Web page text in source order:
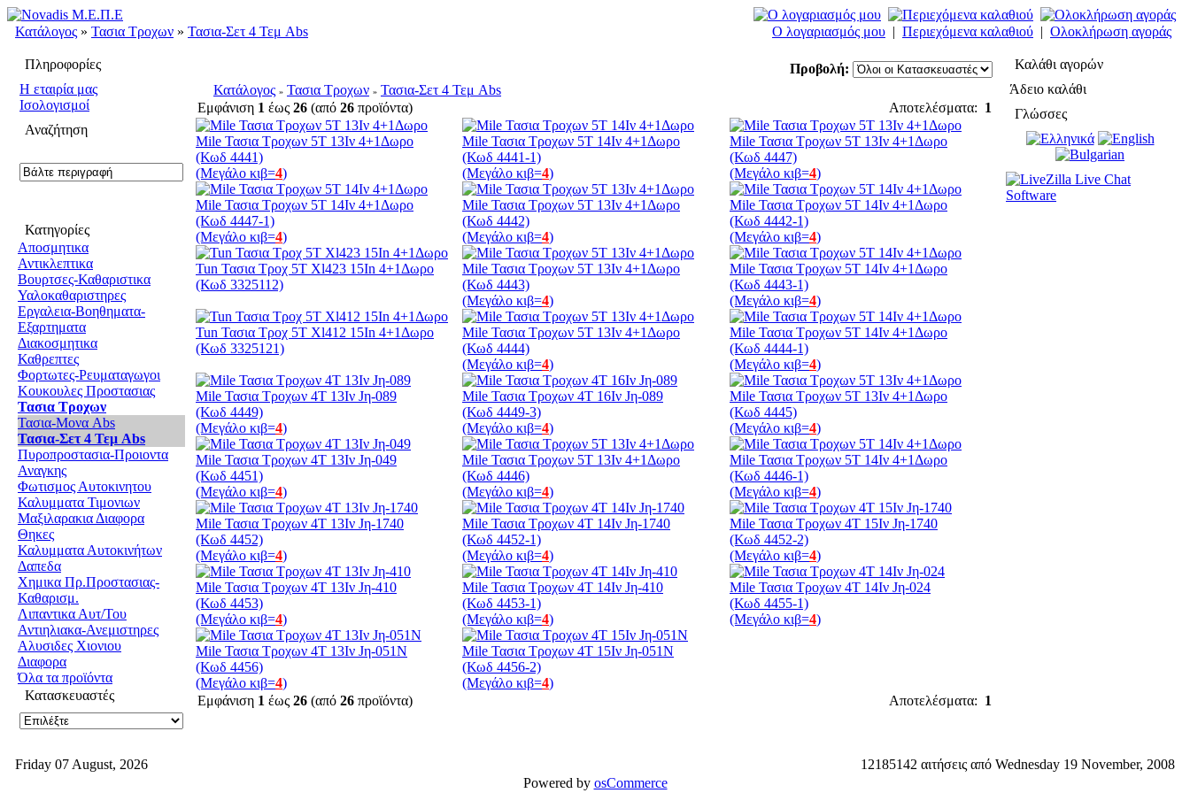
Κατάλογος » Τασια Τροχων » Τασια-Σετ 4 Τεμ Abs Ο λογαριασμός μου | Περιεχόμενα καλαθιού | Ολοκλήρωση αγοράς
Πληροφορίες
H εταιρία μας
Ισολογισμοί
Αναζήτηση
Κατηγορίες
Αποσμητικα
Αντικλεπτικα
Βουρτσες-Καθαριστικα
Υαλοκαθαριστηρες
Εργαλεια-Βοηθηματα-
Εξαρτηματα
Διακοσμητικα
Καθρεπτες
Φορτωτες-Ρευματαγωγοι
Κουκουλες Προστασιας
Τασια Τροχων
Τασια-Μονα Abs
Τασια-Σετ 4 Τεμ Abs
Πυροπροστασια-Προιοντα
Αναγκης
Φωτισμος Αυτοκινητου
Καλυμματα Τιμονιων
Μαξιλαρακια Διαφορα
Θηκες
Καλυμματα Αυτοκινήτων
Δαπεδα
Χημικα Πρ.Προστασιας-
Καθαρισμ.
Λιπαντικα Αυτ/Του
Αντιηλιακα-Ανεμιστηρες
Αλυσιδες Χιονιου
Διαφορα
Όλα τα προϊόντα
Κατασκευαστές
Προβολή:
Κατάλογος » Τασια Τροχων » Τασια-Σετ 4 Τεμ Abs
Εμφάνιση 1 έως 26 (από 26 προϊόντα) Αποτελέσματα: 1
Mile Τασια Τροχων 5Τ 13Ιν 4+1Δωρο
(Κωδ 4441)
(Μεγάλο κιβ=4)
Mile Τασια Τροχων 5Τ 14Ιν 4+1Δωρο
(Κωδ 4441-1)
(Μεγάλο κιβ=4)
Mile Τασια Τροχων 5Τ 13Ιν 4+1Δωρο
(Κωδ 4447)
(Μεγάλο κιβ=4)
Mile Τασια Τροχων 5Τ 14Ιν 4+1Δωρο
(Κωδ 4447-1)
(Μεγάλο κιβ=4)
Mile Τασια Τροχων 5Τ 13Ιν 4+1Δωρο
(Κωδ 4442)
(Μεγάλο κιβ=4)
Mile Τασια Τροχων 5Τ 14Ιν 4+1Δωρο
(Κωδ 4442-1)
(Μεγάλο κιβ=4)
Tun Τασια Τροχ 5Τ Χl423 15In 4+1Δωρο
(Κωδ 3325112)
Mile Τασια Τροχων 5Τ 13Ιν 4+1Δωρο
(Κωδ 4443)
(Μεγάλο κιβ=4)
Mile Τασια Τροχων 5Τ 14Ιν 4+1Δωρο
(Κωδ 4443-1)
(Μεγάλο κιβ=4)
Tun Τασια Τροχ 5Τ Χl412 15In 4+1Δωρο
(Κωδ 3325121)
Mile Τασια Τροχων 5Τ 13Ιν 4+1Δωρο
(Κωδ 4444)
(Μεγάλο κιβ=4)
Mile Τασια Τροχων 5Τ 14Ιν 4+1Δωρο
(Κωδ 4444-1)
(Μεγάλο κιβ=4)
Mile Τασια Τροχων 4Τ 13Ιν Jη-089
(Κωδ 4449)
(Μεγάλο κιβ=4)
Mile Τασια Τροχων 4Τ 16Ιν Jη-089
(Κωδ 4449-3)
(Μεγάλο κιβ=4)
Mile Τασια Τροχων 5Τ 13Ιν 4+1Δωρο
(Κωδ 4445)
(Μεγάλο κιβ=4)
Mile Τασια Τροχων 4Τ 13Ιν Jη-049
(Κωδ 4451)
(Μεγάλο κιβ=4)
Mile Τασια Τροχων 5Τ 13Ιν 4+1Δωρο
(Κωδ 4446)
(Μεγάλο κιβ=4)
Mile Τασια Τροχων 5Τ 14Ιν 4+1Δωρο
(Κωδ 4446-1)
(Μεγάλο κιβ=4)
Mile Τασια Τροχων 4Τ 13Ιν Jη-1740
(Κωδ 4452)
(Μεγάλο κιβ=4)
Mile Τασια Τροχων 4Τ 14Ιν Jη-1740
(Κωδ 4452-1)
(Μεγάλο κιβ=4)
Mile Τασια Τροχων 4Τ 15Ιν Jη-1740
(Κωδ 4452-2)
(Μεγάλο κιβ=4)
Mile Τασια Τροχων 4Τ 13Ιν Jη-410
(Κωδ 4453)
(Μεγάλο κιβ=4)
Mile Τασια Τροχων 4Τ 14Ιν Jη-410
(Κωδ 4453-1)
(Μεγάλο κιβ=4)
Mile Τασια Τροχων 4Τ 14Ιν Jη-024
(Κωδ 4455-1)
(Μεγάλο κιβ=4)
Mile Τασια Τροχων 4Τ 13Ιν Jη-051N
(Κωδ 4456)
(Μεγάλο κιβ=4)
Mile Τασια Τροχων 4Τ 15Ιν Jη-051N
(Κωδ 4456-2)
(Μεγάλο κιβ=4)
Εμφάνιση 1 έως 26 (από 26 προϊόντα) Αποτελέσματα: 1
Καλάθι αγορών
Άδειο καλάθι
Γλώσσες
Friday 07 August, 2026
12185142 αιτήσεις από Wednesday 19 November, 2008
Powered by osCommerce